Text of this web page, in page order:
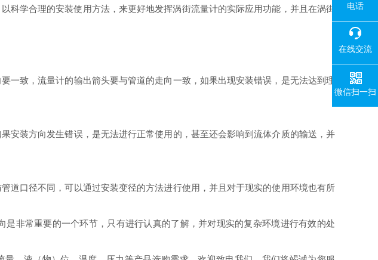
学合理的安装使用方法，来更好地发挥涡街流量计的实际应用功能，并且在涡街
致，流量计的输出箭头要与管道的走向一致，如果出现安装错误，是无法达到理
安装方向发生错误，是无法进行正常使用的，甚至还会影响到流体介质的输送，并
道口径不同，可以通过安装变径的方法进行使用，并且对于现实的使用环境也有所
非常重要的一个环节，只有进行认真的了解，并对现实的复杂环境进行有效的处
电话
在线交流
微信扫一扫